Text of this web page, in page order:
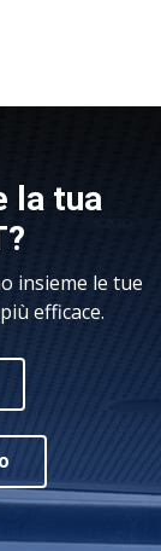
la tua
insieme le tue
efficace.